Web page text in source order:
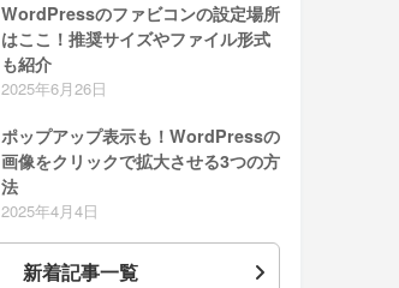
WordPressのファビコンの設定場所
はここ！推奨サイズやファイル形式
も紹介
2025年6月26日
ポップアップ表示も！WordPressの
画像をクリックで拡大させる3つの方
法
2025年4月4日
新着記事一覧